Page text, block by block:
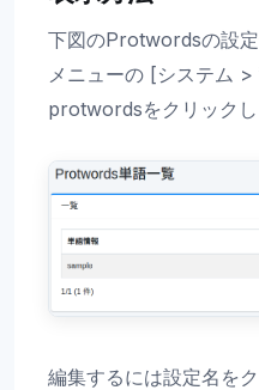
下図のProtwordsの設
メニューの [システム >
protwordsをクリックし
編集するには設定名をク